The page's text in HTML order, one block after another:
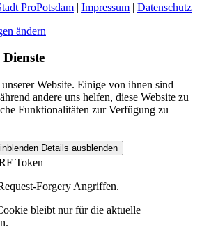
ProPotsdam | Impressum | Datenschutz
ändern
Website. Einige von ihnen sind
andere uns helfen, diese Website zu
Funktionalitäten zur Verfügung zu
Details ausblenden
Token
Forgery Angriffen.
bleibt nur für die aktuelle